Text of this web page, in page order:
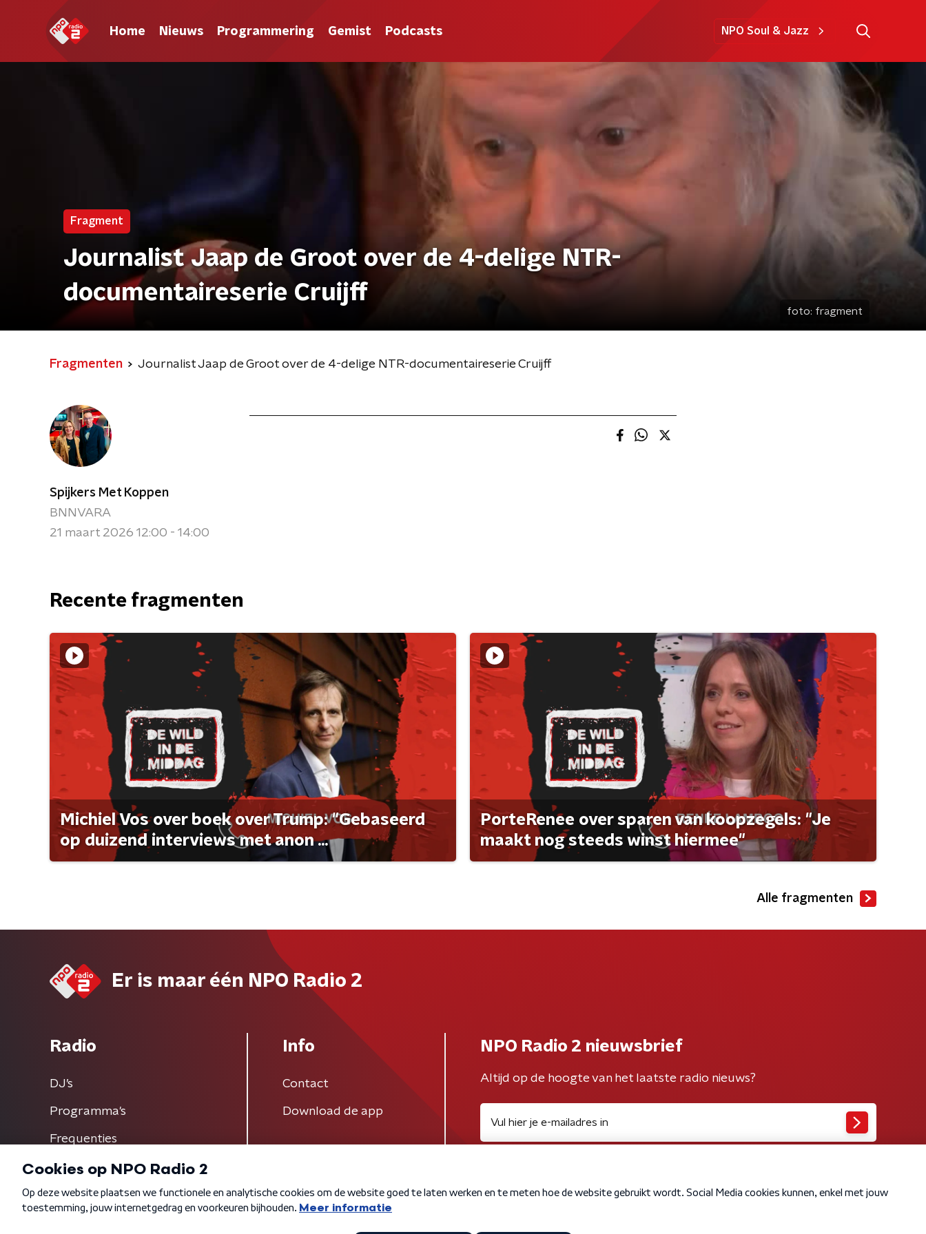
Home Nieuws Programmering Gemist Podcasts NPO Soul & Jazz
Fragment
Journalist Jaap de Groot over de 4-delige NTR-
documentaireserie Cruijff
foto: fragment
Fragmenten Journalist Jaap de Groot over de 4-delige NTR-documentaireserie Cruijff
Spijkers Met Koppen
BNNVARA
21 maart 2026 12:00 - 14:00
Recente fragmenten
Michiel Vos over boek over Trump: "Gebaseerd
op duizend interviews met anon ...
PorteRenee over sparen van koopzegels: "Je
maakt nog steeds winst hiermee"
Alle fragmenten
Er is maar één NPO Radio 2
Radio
DJ’s
Programma's
Frequenties
Info
Contact
Download de app
NPO Radio 2 nieuwsbrief
Altijd op de hoogte van het laatste radio nieuws?
Algemene voorwaarden Privacybeleid